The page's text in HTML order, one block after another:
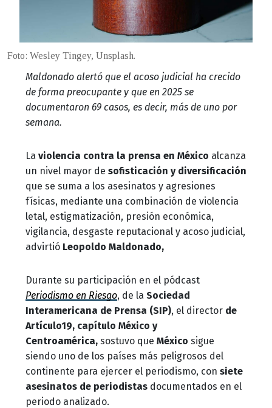
Foto: Wesley Tingey, Unsplash.
Maldonado alertó que el acoso judicial ha crecido
de forma preocupante y que en 2025 se
documentaron 69 casos, es decir, más de uno por
semana.
La violencia contra la prensa en México alcanza
un nivel mayor de sofisticación y diversificación
que se suma a los asesinatos y agresiones
físicas, mediante una combinación de violencia
letal, estigmatización, presión económica,
vigilancia, desgaste reputacional y acoso judicial,
advirtió Leopoldo Maldonado,
Durante su participación en el pódcast
Periodismo en Riesgo, de la Sociedad
Interamericana de Prensa (SIP), el director de
Artículo19, capítulo México y
Centroamérica, sostuvo que México sigue
siendo uno de los países más peligrosos del
continente para ejercer el periodismo, con siete
asesinatos de periodistas documentados en el
periodo analizado.